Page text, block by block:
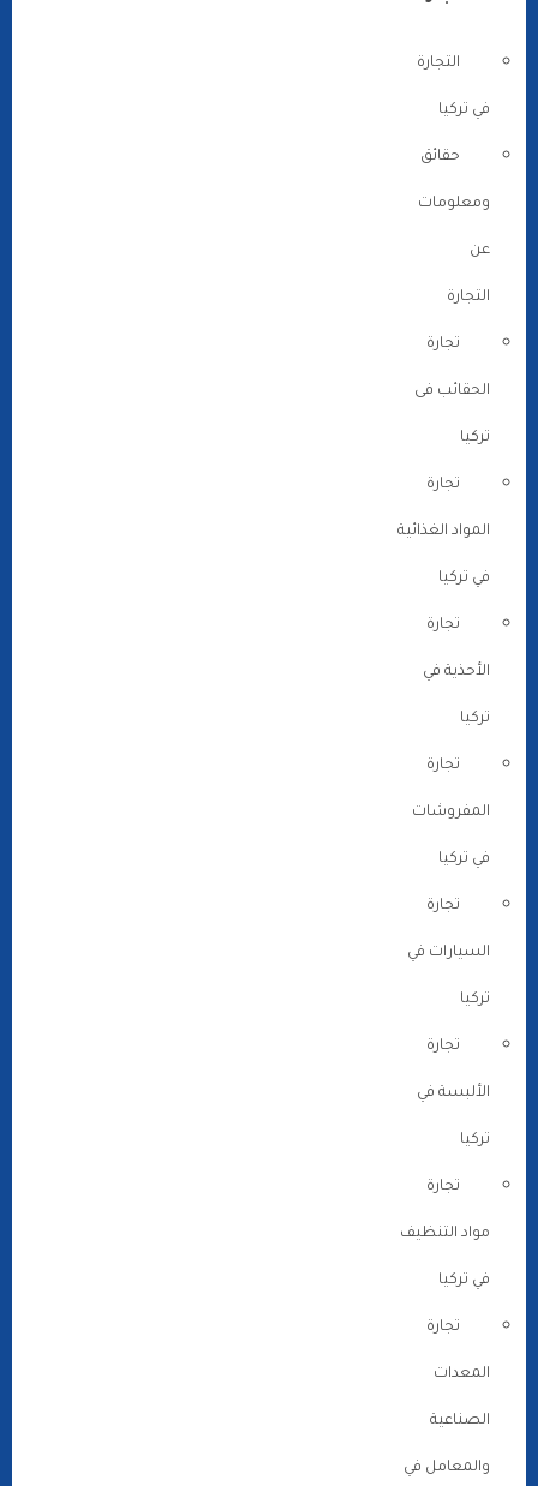
التجارة
في تركيا
حقائق
ومعلومات
عن
التجارة
تجارة
الحقائب فى
تركيا
تجارة
المواد الغذائية
في تركيا
تجارة
الأحذية في
تركيا
تجارة
المفروشات
في تركيا
تجارة
السيارات في
تركيا
تجارة
الألبسة في
تركيا
تجارة
مواد التنظيف
في تركيا
تجارة
المعدات
الصناعية
والمعامل في